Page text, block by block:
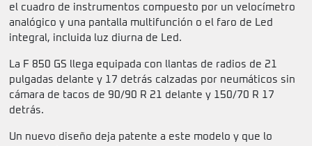
el cuadro de instrumentos compuesto por un velocímetro
analógico y una pantalla multifunción o el faro de Led
integral, incluida luz diurna de Led.
La F 850 GS llega equipada con llantas de radios de 21
pulgadas delante y 17 detrás calzadas por neumáticos sin
cámara de tacos de 90/90 R 21 delante y 150/70 R 17
detrás.
Un nuevo diseño deja patente a este modelo y que lo